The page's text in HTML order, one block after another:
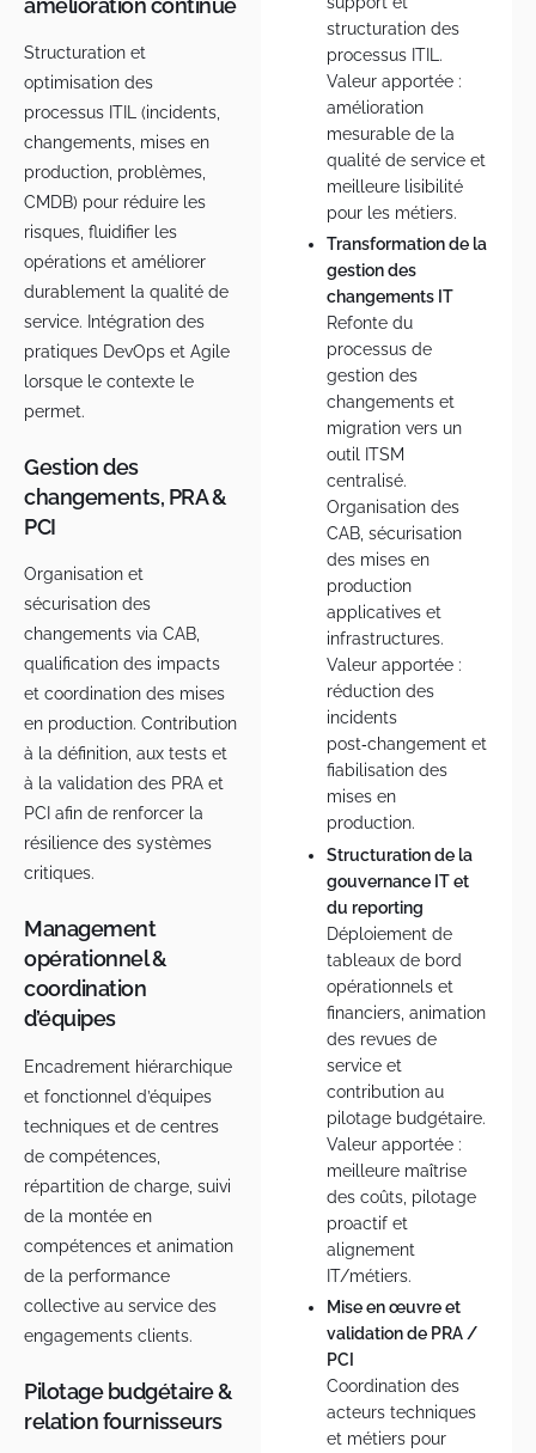
Structuration et
optimisation des
processus ITIL (incidents,
changements, mises en
production, problèmes,
CMDB) pour réduire les
risques, fluidifier les
opérations et améliorer
durablement la qualité de
service. Intégration des
pratiques DevOps et Agile
lorsque le contexte le
permet.
Gestion des
changements, PRA &
PCI
Organisation et
sécurisation des
changements via CAB,
qualification des impacts
et coordination des mises
en production. Contribution
à la définition, aux tests et
à la validation des PRA et
PCI afin de renforcer la
résilience des systèmes
critiques.
Management
opérationnel &
coordination
d’équipes
Encadrement hiérarchique
et fonctionnel d’équipes
techniques et de centres
de compétences,
répartition de charge, suivi
de la montée en
compétences et animation
de la performance
collective au service des
engagements clients.
Pilotage budgétaire &
relation fournisseurs
structuration des
processus ITIL.
Valeur apportée :
amélioration
mesurable de la
qualité de service et
meilleure lisibilité
pour les métiers.
Transformation de la
gestion des
changements IT
Refonte du
processus de
gestion des
changements et
migration vers un
outil ITSM
centralisé.
Organisation des
CAB, sécurisation
des mises en
production
applicatives et
infrastructures.
Valeur apportée :
réduction des
incidents
post‑changement et
fiabilisation des
mises en
production.
Structuration de la
gouvernance IT et
du reporting
Déploiement de
tableaux de bord
opérationnels et
financiers, animation
des revues de
service et
contribution au
pilotage budgétaire.
Valeur apportée :
meilleure maîtrise
des coûts, pilotage
proactif et
alignement
IT/métiers.
Mise en œuvre et
validation de PRA /
PCI
Coordination des
acteurs techniques
et métiers pour